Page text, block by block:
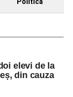
Politică
elevi de la
din cauza